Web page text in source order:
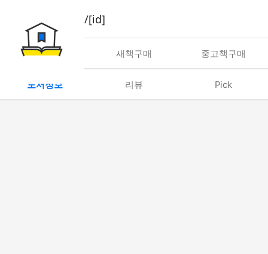
book/rent/[id]
대여 새책구매 중고책구매
도서정보 리뷰 Pick